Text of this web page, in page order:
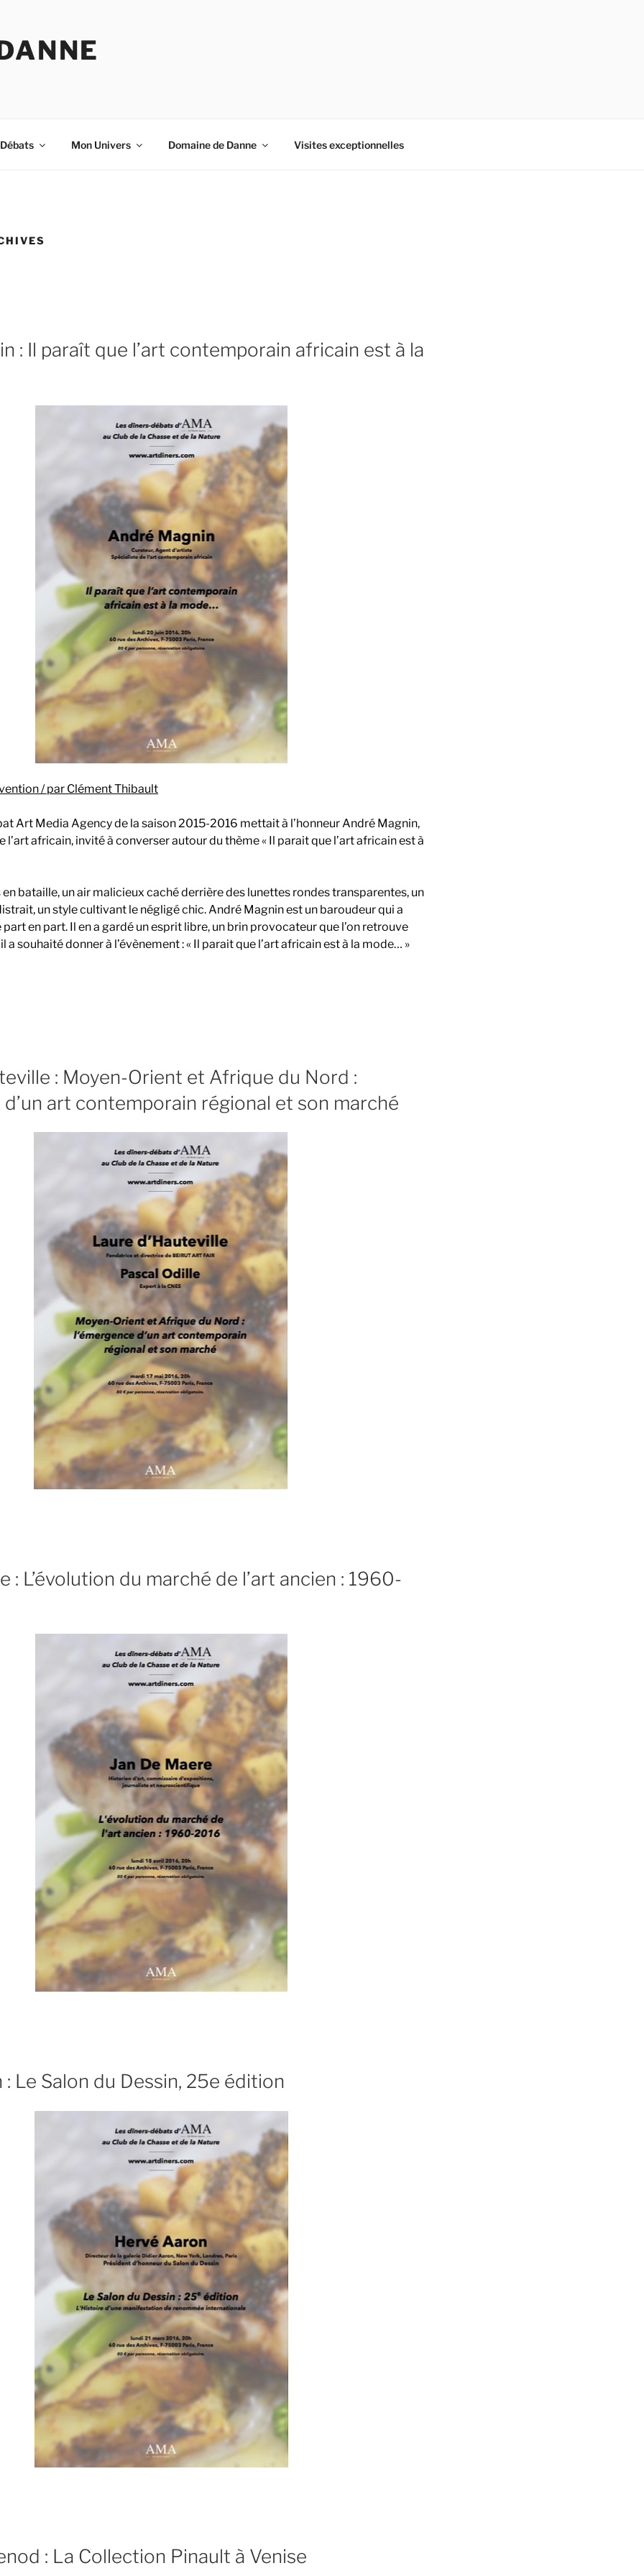
Mon Univers Domaine de Danne Visites exceptionnelles
: Il paraît que l’art contemporain africain est à la
/ par Clément Thibault
Art Media Agency de la saison 2015-2016 mettait à l’honneur André Magnin,
l’art africain, invité à converser autour du thème « Il parait que l’art africain est à
bataille, un air malicieux caché derrière des lunettes rondes transparentes, un
un style cultivant le négligé chic. André Magnin est un baroudeur qui a
part en part. Il en a gardé un esprit libre, un brin provocateur que l’on retrouve
a souhaité donner à l’évènement : « Il parait que l’art africain est à la mode… »
que
africain
: Moyen-Orient et Afrique du Nord :
d’un art contemporain régional et son marché
: L’évolution du marché de l’art ancien : 1960-
Le Salon du Dessin, 25e édition
: La Collection Pinault à Venise